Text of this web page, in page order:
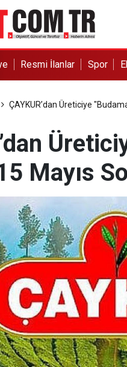
Resmi İlanlar Spor
ÇAYKUR’dan Üreticiye
Mayıs